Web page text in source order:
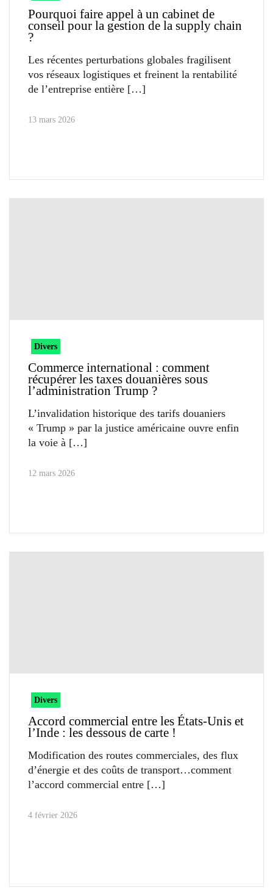
Pourquoi faire appel à un cabinet de
conseil pour la gestion de la supply chain
?
Les récentes perturbations globales fragilisent
vos réseaux logistiques et freinent la rentabilité
de l’entreprise entière
13 mars 2026
Divers
Commerce international : comment
récupérer les taxes douanières sous
l’administration Trump ?
L’invalidation historique des tarifs douaniers
« Trump » par la justice américaine ouvre enfin
la voie à
12 mars 2026
Divers
Accord commercial entre les États-Unis et
l’Inde : les dessous de carte !
Modification des routes commerciales, des flux
d’énergie et des coûts de transport…comment
l’accord commercial entre
4 février 2026